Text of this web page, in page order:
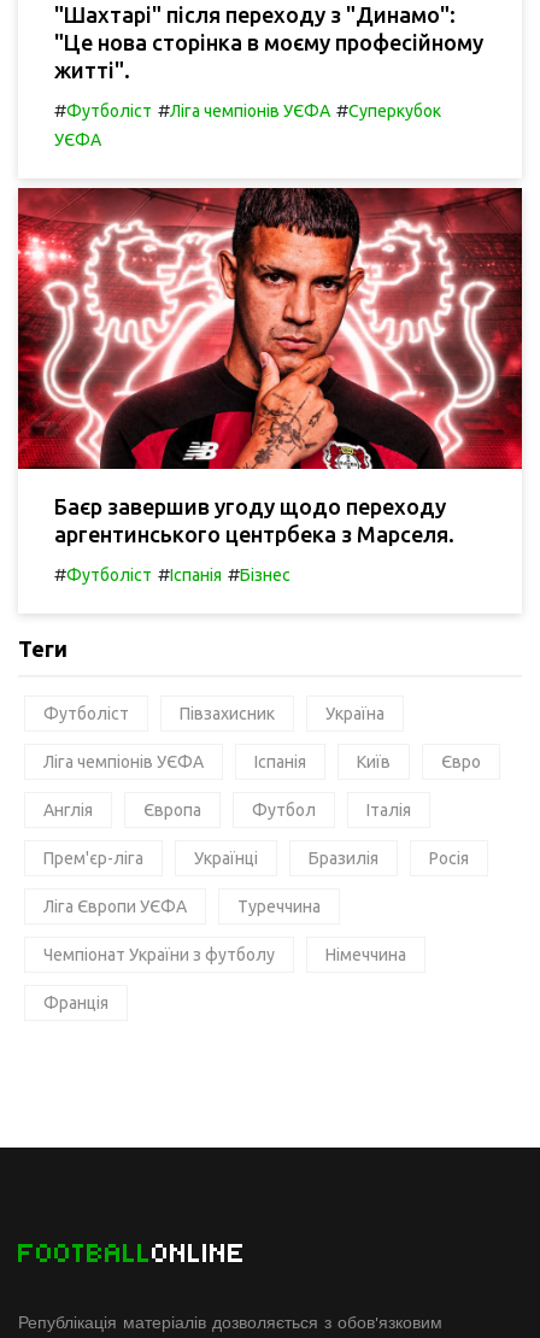
"Шахтарі" після переходу з "Динамо":
"Це нова сторінка в моєму професійному
житті".
#Футболіст #Ліга чемпіонів УЄФА #Суперкубок
УЄФА
Баєр завершив угоду щодо переходу
аргентинського центрбека з Марселя.
#Футболіст #Іспанія #Бізнес
Теги
Футболіст Півзахисник Україна
Ліга чемпіонів УЄФА Іспанія Київ Євро
Англія Європа Футбол Італія
Прем'єр-ліга Українці Бразилія Росія
Ліга Європи УЄФА Туреччина
Чемпіонат України з футболу Німеччина
Франція
FOOTBALLONLINE
Републікація матеріалів дозволяється з обов'язковим